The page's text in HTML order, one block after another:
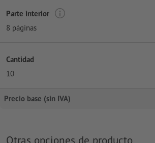
Parte interior
8 páginas
Cantidad
10
Precio base (sin IVA)
Otras opciones de producto